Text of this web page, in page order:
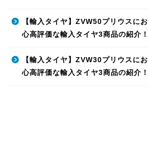
【輸入タイヤ】ZVW50プリウスに
心高評価な輸入タイヤ3商品の紹介！
【輸入タイヤ】ZVW30プリウスに
心高評価な輸入タイヤ3商品の紹介！